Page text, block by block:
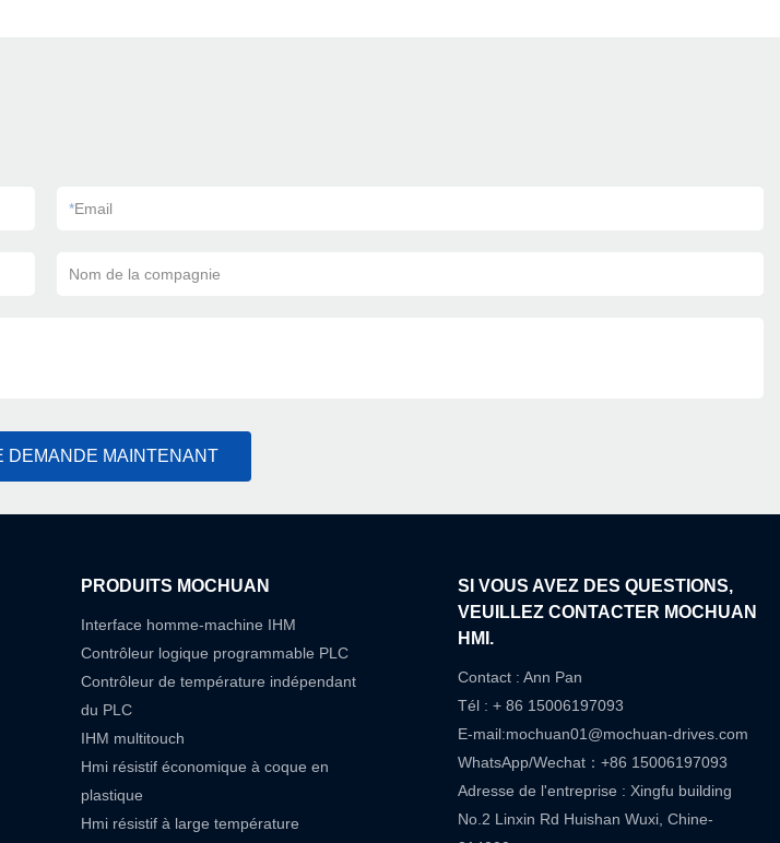
*Email
Nom de la compagnie
DEMANDE MAINTENANT
PRODUITS MOCHUAN
Interface homme-machine IHM
Contrôleur logique programmable PLC
Contrôleur de température indépendant
du PLC
IHM multitouch
Hmi résistif économique à coque en
plastique
Hmi résistif à large température
SI VOUS AVEZ DES QUESTIONS,
VEUILLEZ CONTACTER MOCHUAN
HMI.
Contact : Ann Pan
Tél : + 86 15006197093
E-mail:mochuan01@mochuan-drives.com
WhatsApp/Wechat：+86 15006197093
Adresse de l'entreprise : Xingfu building
No.2 Linxin Rd Huishan Wuxi, Chine-